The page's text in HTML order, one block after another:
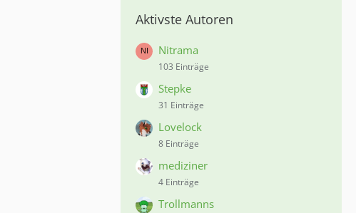
Aktivste Autoren
Nitrama
103 Einträge
Stepke
31 Einträge
Lovelock
8 Einträge
mediziner
4 Einträge
Trollmanns